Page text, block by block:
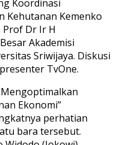
Koordinasi
Kehutanan Kemenko
Prof Dr Ir H
Akademisi
Sriwijaya. Diskusi
TvOne.
Ekonomi”
perhatian
bara tersebut.